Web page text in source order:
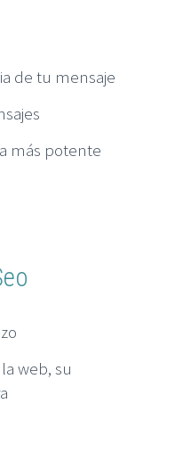
de tu mensaje
más potente
web, su